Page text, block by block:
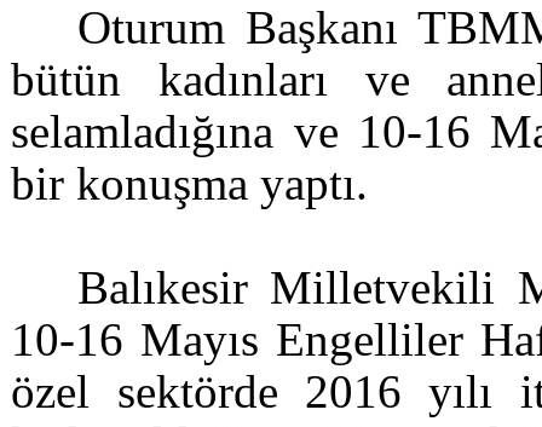
Oturum Başkanı
bütün kadınları ve
selamladığına ve 10-16
bir konuşma yaptı.
Balıkesir Milletvekili
10-16 Mayıs Engelliler
özel sektörde 2016 yılı